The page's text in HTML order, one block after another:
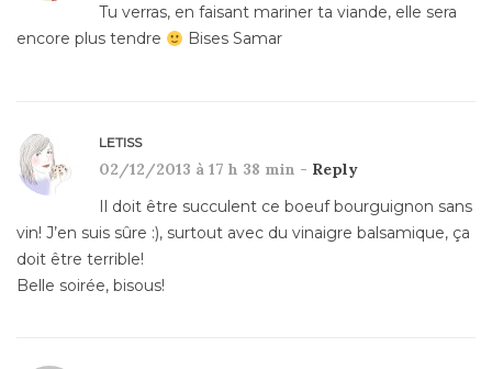
Tu verras, en faisant mariner ta viande, elle sera
encore plus tendre
Bises Samar
LETISS
02/12/2013 à 17 h 38 min - Reply
Il doit être succulent ce boeuf bourguignon sans
vin! J’en suis sûre :), surtout avec du vinaigre balsamique, ça
doit être terrible!
Belle soirée, bisous!